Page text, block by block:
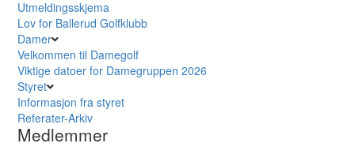
Utmeldingsskjema
Lov for Ballerud Golfklubb
Damer
Velkommen til Damegolf
Viktige datoer for Damegruppen 2026
Styret
Informasjon fra styret
Referater-Arkiv
Medlemmer